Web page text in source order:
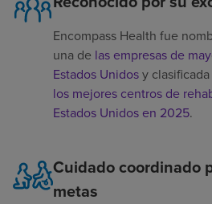
Encompass Health fue
una de las empresas de
Estados Unidosy
los mejores centros de
Estados Unidos en 2025.
Cuidado coordinado
metas